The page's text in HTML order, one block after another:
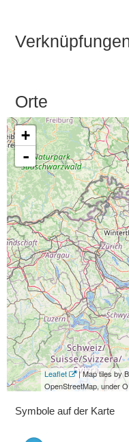
Orte
+
-
Leaflet
| Map tiles by
OpenStreetMap, under
Symbole auf der Karte